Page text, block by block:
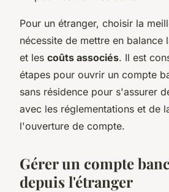
Pour un étranger, choisir la
nécessite de mettre en balance
et les coûts associés. Il est
étapes pour ouvrir un compte
sans résidence pour s'assurer
avec les réglementations et de
l'ouverture de compte.
Gérer un compte
depuis l'étranger